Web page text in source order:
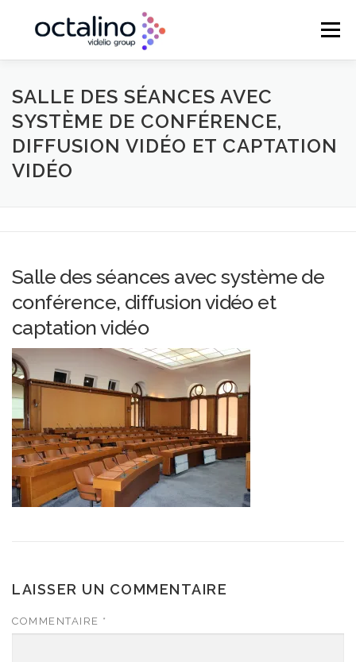
Menu
ACCUEIL VENTE & INTÉGRATION
MAINTENANCE LOCATION & PRESTATION
SALLE DES SÉANCES AVEC
SYSTÈME DE CONFÉRENCE,
DIFFUSION VIDÉO ET CAPTATION
VIDÉO
Salle des séances avec système de
conférence, diffusion vidéo et
captation vidéo
LAISSER UN COMMENTAIRE
COMMENTAIRE *